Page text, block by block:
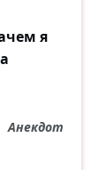
я
Анекдот